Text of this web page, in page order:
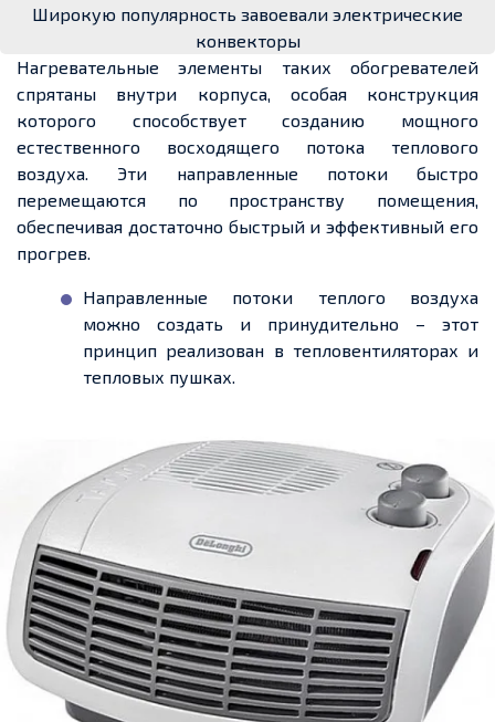
Широкую популярность завоевали электрические
конвекторы
Нагревательные элементы таких обогревателей
спрятаны внутри корпуса, особая конструкция
которого способствует созданию мощного
естественного восходящего потока теплового
воздуха. Эти направленные потоки быстро
перемещаются по пространству помещения,
обеспечивая достаточно быстрый и эффективный его
прогрев.
Направленные потоки теплого воздуха
можно создать и принудительно – этот
принцип реализован в тепловентиляторах и
тепловых пушках.